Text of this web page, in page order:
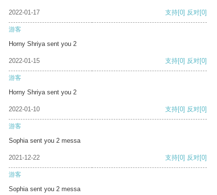
2022-01-17 支持[0] 反对[0]
游客
Horny Shriya sent you 2
2022-01-15 支持[0] 反对[0]
游客
Horny Shriya sent you 2
2022-01-10 支持[0] 反对[0]
游客
Sophia sent you 2 messa
2021-12-22 支持[0] 反对[0]
游客
Sophia sent you 2 messa